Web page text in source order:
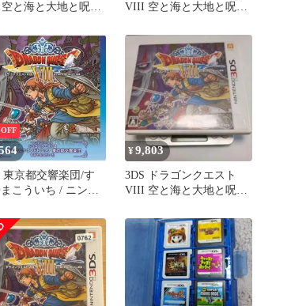
と海と大地と呪わ
VIII 空と海と大地と呪わ
東京都交響楽団/す
こういち / ニンテ
空と海と大地と
れし姫君 オリジナル
ンドトラック 東京都
楽団 すぎやまこうい
¥9,803
3DS ドラゴンクエスト
VIII 空と海と大地と呪わ